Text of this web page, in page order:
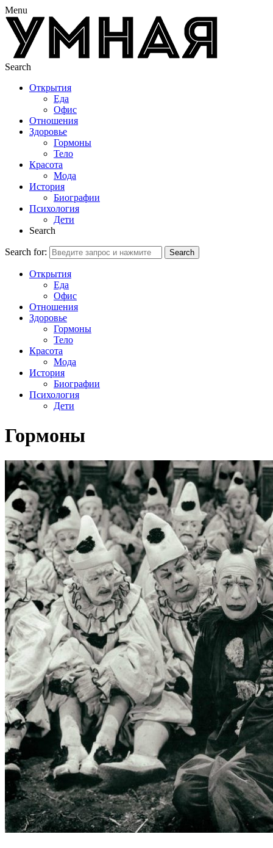
Menu
Search
Открытия
Еда
Офис
Отношения
Здоровье
Гормоны
Тело
Красота
Мода
История
Биографии
Психология
Дети
Search
Search for: Search
Открытия
Еда
Офис
Отношения
Здоровье
Гормоны
Тело
Красота
Мода
История
Биографии
Психология
Дети
Гормоны